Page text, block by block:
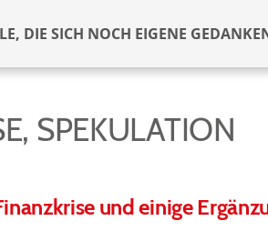
DIE SICH NOCH EIGENE
SPEKULATION
und einige